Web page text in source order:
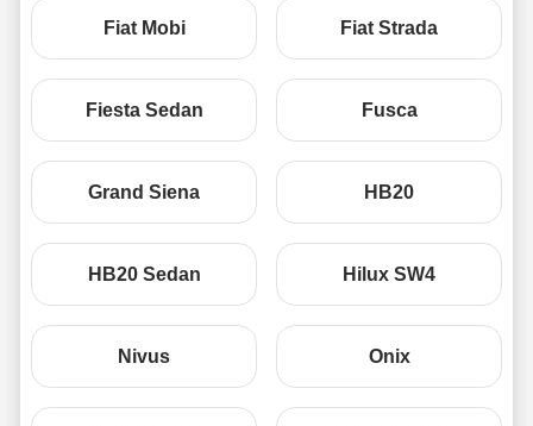
Fiat Mobi Fiat Strada
Fiesta Sedan Fusca
Grand Siena HB20
HB20 Sedan Hilux SW4
Nivus Onix